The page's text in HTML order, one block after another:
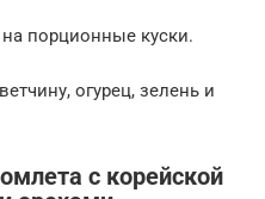
порционные куски.
огурец, зелень и
с корейской